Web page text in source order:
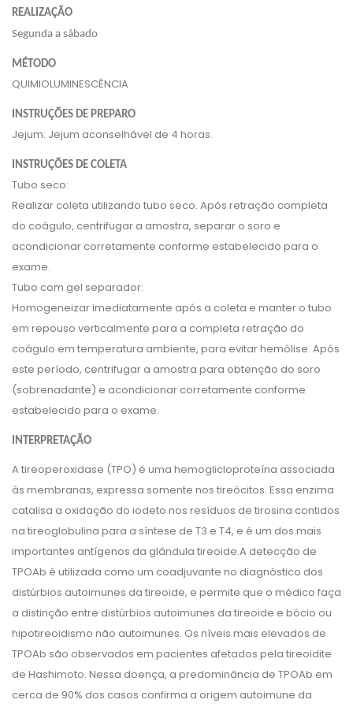
REALIZAÇÃO
Segunda a sábado
MÉTODO
QUIMIOLUMINESCÊNCIA
INSTRUÇÕES DE PREPARO
Jejum: Jejum aconselhável de 4 horas.
INSTRUÇÕES DE COLETA
Tubo seco:
Realizar coleta utilizando tubo seco. Após retração completa
do coágulo, centrifugar a amostra, separar o soro e
acondicionar corretamente conforme estabelecido para o
exame.
Tubo com gel separador:
Homogeneizar imediatamente após a coleta e manter o tubo
em repouso verticalmente para a completa retração do
coágulo em temperatura ambiente, para evitar hemólise. Após
este período, centrifugar a amostra para obtenção do soro
(sobrenadante) e acondicionar corretamente conforme
estabelecido para o exame.
INTERPRETAÇÃO
A tireoperoxidase (TPO) é uma hemoglicloproteína associada
às membranas, expressa somente nos tireócitos. Essa enzima
catalisa a oxidação do iodeto nos resíduos de tirosina contidos
na tireoglobulina para a síntese de T3 e T4, e é um dos mais
importantes antígenos da glândula tireoide.A detecção de
TPOAb é utilizada como um coadjuvante no diagnóstico dos
distúrbios autoimunes da tireoide, e permite que o médico faça
a distinção entre distúrbios autoimunes da tireoide e bócio ou
hipotireoidismo não autoimunes. Os níveis mais elevados de
TPOAb são observados em pacientes afetados pela tireoidite
de Hashimoto. Nessa doença, a predominância de TPOAb em
cerca de 90% dos casos confirma a origem autoimune da